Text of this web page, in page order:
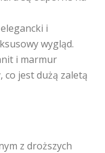
i
wygląd.
i marmur
jest dużą zaletą
z droższych